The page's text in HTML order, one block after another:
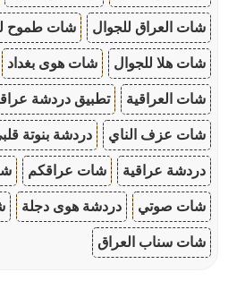
شات العراق للجوال شات طموح
شات هلا للجوال شات هوى بغداد
شات العراقية تطبيق دردشة
شات عزف الناي دردشة بنوتة
دردشة عراقية شات عراقكم
شات صوتي دردشة هوى دجلة
شات سناب العراق